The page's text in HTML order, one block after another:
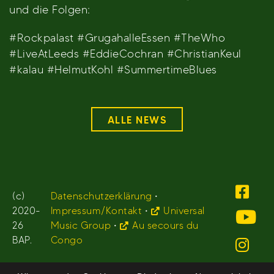
und die Folgen:
#Rockpalast #GrugahalleEssen #TheWho
#LiveAtLeeds #EddieCochran #ChristianKeul
#kalau #HelmutKohl #SummertimeBlues
ALLE NEWS
(c)
2020-
26
BAP.
Datenschutzerklärung •
Impressum/Kontakt •
Universal
Music Group •
Au secours du
Congo